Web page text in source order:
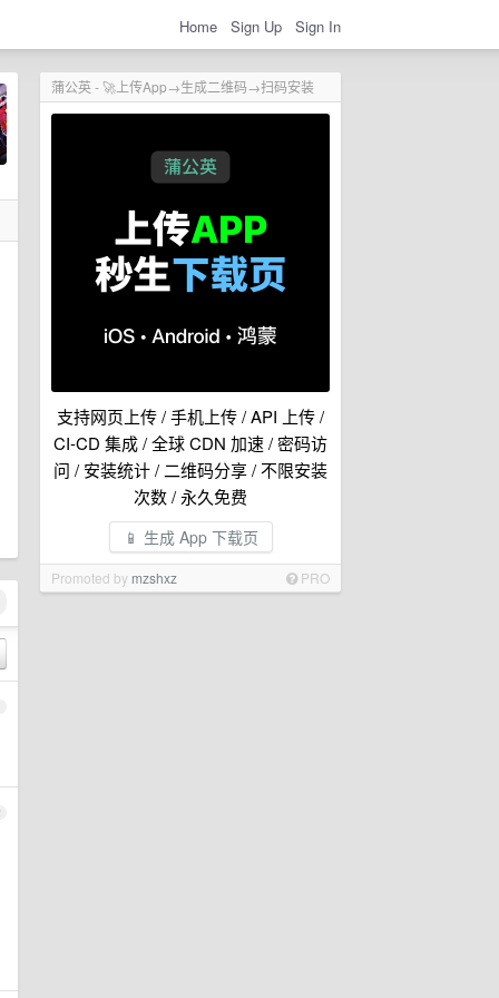
Home Sign Up Sign In
蒲公英 - 🚀上传App→生成二维码→扫码安装
支持网页上传 / 手机上传 / API 上传 /
CI-CD 集成 / 全球 CDN 加速 / 密码访
问 / 安装统计 / 二维码分享 / 不限安装
次数 / 永久免费
📱 生成 App 下载页
Promoted by mzshxz PRO